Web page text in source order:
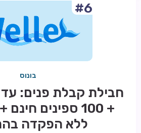
#6
בונוס
ללא הפקדה